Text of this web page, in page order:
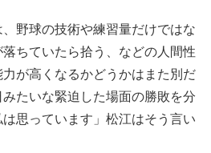
野球の技術や練習量だけではな
ちていたら拾う、などの人間性
が高くなるかどうかはまた別だ
たいな緊迫した場面の勝敗を分
思っています」松江はそう言い